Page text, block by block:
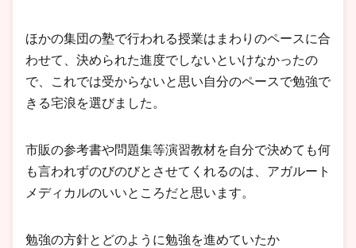
ほかの集団の塾で行われる授業はまわりのペースに合
わせて、決められた進度でしないといけなかったの
で、これでは受からないと思い自分のペースで勉強で
きる宅浪を選びました。
市販の参考書や問題集等演習教材を自分で決めても何
も言われずのびのびとさせてくれるのは、アガルート
メディカルのいいところだと思います。
勉強の方針とどのように勉強を進めていたか